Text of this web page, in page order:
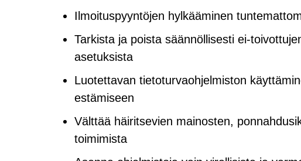
Ilmoituspyyntöjen hylkääminen
Tarkista ja poista säännöllisesti ei-
asetuksista
Luotettavan tietoturvaohjelmiston
estämiseen
Välttää häiritsevien mainosten,
toimimista